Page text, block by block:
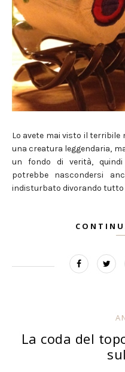
Lo avete mai visto il
una creatura leggendaria,
un fondo di verità,
potrebbe nascondersi
indisturbato divorando tutto
La coda del